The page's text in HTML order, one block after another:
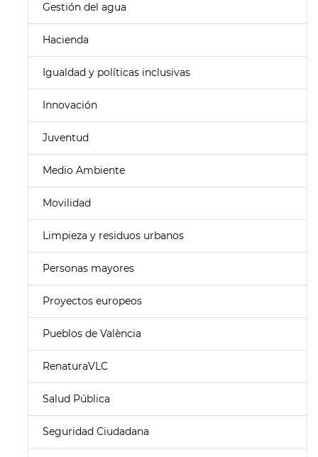
Gestión del agua
Hacienda
Igualdad y políticas inclusivas
Innovación
Juventud
Medio Ambiente
Movilidad
Limpieza y residuos urbanos
Personas mayores
Proyectos europeos
Pueblos de València
RenaturaVLC
Salud Pública
Seguridad Ciudadana